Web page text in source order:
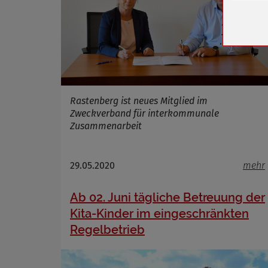
Rastenberg ist neues Mitglied im
Zweckverband für interkommunale
Zusammenarbeit
29.05.2020 mehr
Ab 02. Juni tägliche Betreuung der
Kita-Kinder im eingeschränkten
Regelbetrieb
Name
Cookie